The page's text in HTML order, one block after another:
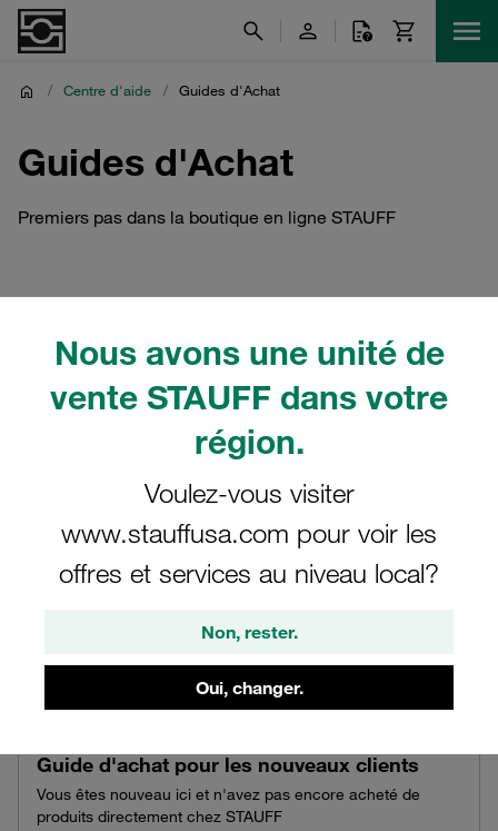
Nous avons une unité de
vente STAUFF dans votre
région.
Voulez-vous visiter
www.stauffusa.com pour voir les
offres et services au niveau local?
Non, rester.
Oui, changer.
/ Centre d'aide / Guides d'Achat
Guides d'Achat
Premiers pas dans la boutique en ligne STAUFF
Comment acheter des
produits STAUFF en ligne ?
Guide d'achat pour les nouveaux clients
Vous êtes nouveau ici et n'avez pas encore acheté de
produits directement chez STAUFF